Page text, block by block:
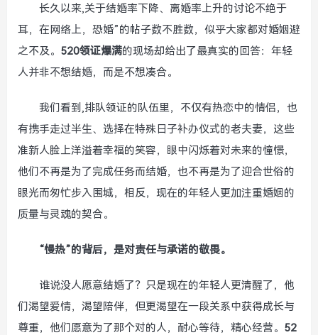
长久以来,关于结婚率下降、离婚率上升的讨论不绝于
耳，在网络上，恐婚”的帖子数不胜数，似乎大家都对婚姻避
之不及。 520领证爆满的现场却给出了最真实的回答：年轻
人并非不想结婚，而是不想凑合。
我们看到,排队领证的队伍里，不仅有热恋中的情侣，也
有携手走过半生、选择在特殊日子补办仪式的老夫妻，这些
准新人脸上洋溢着幸福的笑容，眼中闪烁着对未来的憧憬，
他们不再是为了完成任务而结婚，也不再是为了迎合世俗的
眼光而匆忙步入围城，相反，现在的年轻人更加注重婚姻的
质量与灵魂的契合。
“慢热”的背后，是对责任与承诺的敬畏。
谁说没人愿意结婚了？只是现在的年轻人更清醒了，他
们渴望爱情，渴望陪伴，但更渴望在一段关系中获得成长与
尊重，他们愿意为了那个对的人，耐心等待，精心经营。 52